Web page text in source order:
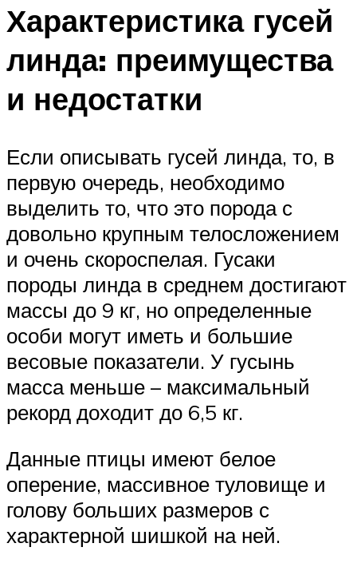
Характеристика гусей
линда: преимущества
и недостатки
Если описывать гусей линда, то, в
первую очередь, необходимо
выделить то, что это порода с
довольно крупным телосложением
и очень скороспелая. Гусаки
породы линда в среднем достигают
массы до 9 кг, но определенные
особи могут иметь и большие
весовые показатели. У гусынь
масса меньше – максимальный
рекорд доходит до 6,5 кг.
Данные птицы имеют белое
оперение, массивное туловище и
голову больших размеров с
характерной шишкой на ней.